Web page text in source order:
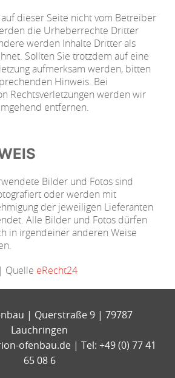
dieser Seite nicht vom Betreiber
die Urheberrechte Dritter
werden Inhalte Dritter als
Sollten Sie trotzdem auf eine
aufmerksam werden, bitten
Hinweis. Bei
Rechtsverletzungen werden wir
entfernen.
Bilder und Fotos sind
oder werden mit
der jeweiligen Lieferanten
Alle Bilder und Fotos dürfen
in irgendeiner anderen Weise
Quelle eRecht24
| Querstraße 9 | 79787
Lauchringen
ofenbau.de | Tel: +49 (0) 77 41
65 08 6